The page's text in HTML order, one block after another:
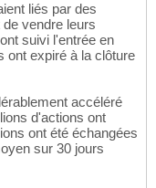
liés par des
vendre leurs
suivi l'entrée en
ont expiré à la clôture
accéléré
d'actions ont
ont été échangées
sur 30 jours